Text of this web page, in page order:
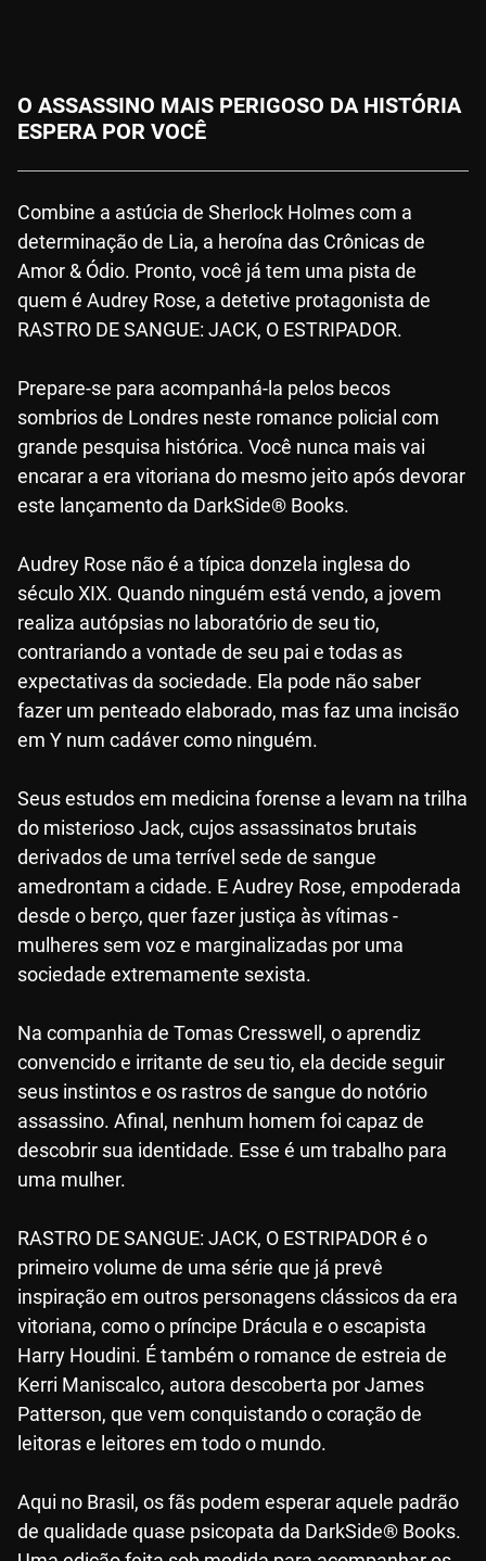
O ASSASSINO MAIS PERIGOSO DA HISTÓRIA
ESPERA POR VOCÊ
Combine a astúcia de Sherlock Holmes com a
determinação de Lia, a heroína das Crônicas de
Amor & Ódio. Pronto, você já tem uma pista de
quem é Audrey Rose, a detetive protagonista de
RASTRO DE SANGUE: JACK, O ESTRIPADOR.
Prepare-se para acompanhá-la pelos becos
sombrios de Londres neste romance policial com
grande pesquisa histórica. Você nunca mais vai
encarar a era vitoriana do mesmo jeito após devorar
este lançamento da DarkSide® Books.
Audrey Rose não é a típica donzela inglesa do
século XIX. Quando ninguém está vendo, a jovem
realiza autópsias no laboratório de seu tio,
contrariando a vontade de seu pai e todas as
expectativas da sociedade. Ela pode não saber
fazer um penteado elaborado, mas faz uma incisão
em Y num cadáver como ninguém.
Seus estudos em medicina forense a levam na trilha
do misterioso Jack, cujos assassinatos brutais
derivados de uma terrível sede de sangue
amedrontam a cidade. E Audrey Rose, empoderada
desde o berço, quer fazer justiça às vítimas -
mulheres sem voz e marginalizadas por uma
sociedade extremamente sexista.
Na companhia de Tomas Cresswell, o aprendiz
convencido e irritante de seu tio, ela decide seguir
seus instintos e os rastros de sangue do notório
assassino. Afinal, nenhum homem foi capaz de
descobrir sua identidade. Esse é um trabalho para
uma mulher.
RASTRO DE SANGUE: JACK, O ESTRIPADOR é o
primeiro volume de uma série que já prevê
inspiração em outros personagens clássicos da era
vitoriana, como o príncipe Drácula e o escapista
Harry Houdini. É também o romance de estreia de
Kerri Maniscalco, autora descoberta por James
Patterson, que vem conquistando o coração de
leitoras e leitores em todo o mundo.
Aqui no Brasil, os fãs podem esperar aquele padrão
de qualidade quase psicopata da DarkSide® Books.